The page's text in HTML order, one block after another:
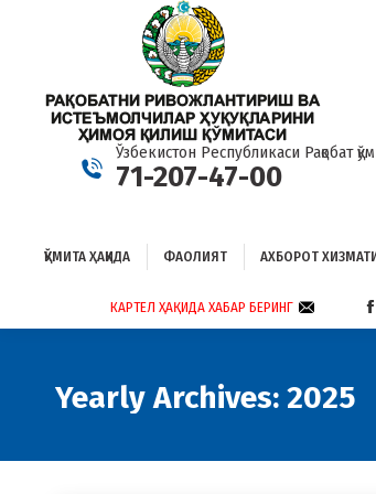
Ўзбекистон Республикаси Рақобат
71-207-47-00
ҚЎМИТА ҲАҚИДА ФАОЛИЯТ АХБОРОТ
КАРТЕЛ ҲАҚИДА ХАБАР БЕРИНГ
Yearly Archives: 2025
ФАОЛИЯТ